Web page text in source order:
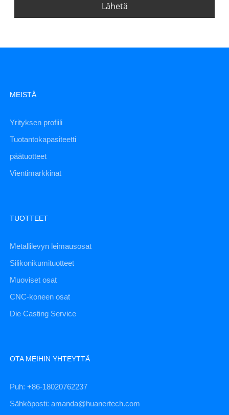
Lähetä
MEISTÄ
Yrityksen profiili
Tuotantokapasiteetti
päätuotteet
Vientimarkkinat
TUOTTEET
Metallilevyn leimausosat
Silikonikumituotteet
Muoviset osat
CNC-koneen osat
Die Casting Service
OTA MEIHIN YHTEYTTÄ
Puh: +86-18020762237
Sähköposti: amanda@huanertech.com